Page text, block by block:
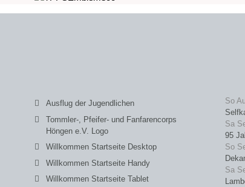
Ausflug der Jugendlichen
Tommler-, Pfeifer- und Fanfarencorps
Höngen e.V. Logo
Willkommen Startseite Desktop
Willkommen Startseite Handy
Willkommen Startseite Tablet
So
Sa
95
So
Sa